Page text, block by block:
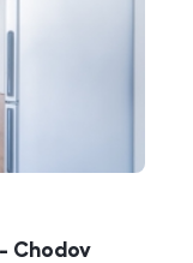
Chodov